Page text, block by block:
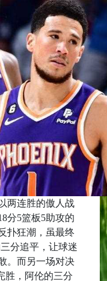
两连胜的傲人战
分5篮板5助攻的
扑狂潮，虽最终
分追平，让球迷
。而另一场对决
胜，阿伦的三分